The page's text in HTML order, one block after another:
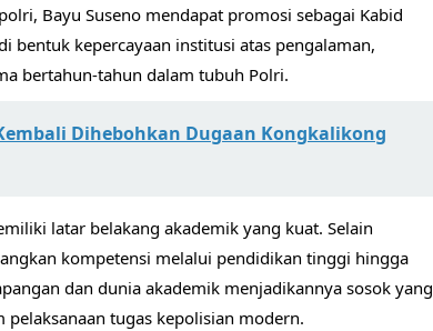
Bayu Suseno mendapat promosi sebagai Kabid
bentuk kepercayaan institusi atas pengalaman,
bertahun-tahun dalam tubuh Polri.
Dihebohkan Dugaan Kongkalikong
latar belakang akademik yang kuat. Selain
kompetensi melalui pendidikan tinggi hingga
dan dunia akademik menjadikannya sosok yang
tugas kepolisian modern.